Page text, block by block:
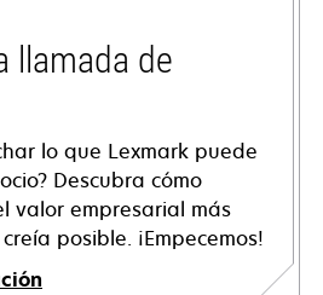
llamada de
lo que Lexmark puede
Descubra cómo
valor empresarial más
posible. ¡Empecemos!